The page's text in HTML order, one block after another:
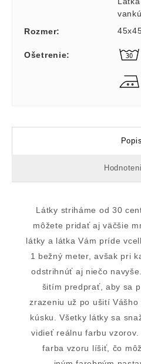
Rozmer:
Ošetrenie:
Popis
Látky striháme od 30
môžete pridať aj väčšie
látky a látka Vám príde
1 bežný meter, avšak pri
odstrihnúť aj niečo
šitím predprať, aby sa
zrazeniu už po ušití
kúsku. Všetky látky sa
vidieť reálnu farbu
farba vzoru líšiť, čo